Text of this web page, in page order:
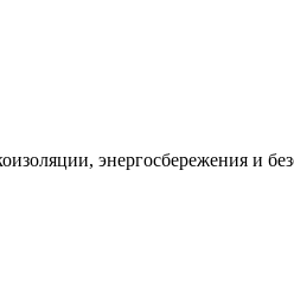
энергосбережения и